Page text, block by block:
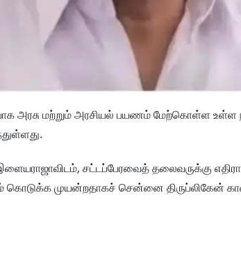
அரசு மற்றும் அரசியல் பயணம் மேற்கொள்ள உள்ள
சட்டப்பேரவைத் தலைவருக்கு
கொடுக்க முயன்றதாகச் சென்னை திருப்லிகேன்